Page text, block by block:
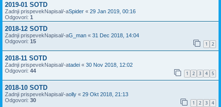
2019-01 SOTD
Zadnji prispevekNapisal/-aSpider « 29 Jan 2019, 00:16
Odgovori: 1
2018-12 SOTD
Zadnji prispevekNapisal/-aG_man « 31 Dec 2018, 14:04
Odgovori: 15 1 2
2018-11 SOTD
Zadnji prispevekNapisal/-atadei « 30 Nov 2018, 12:02
Odgovori: 44 1 2 3 4 5
2018-10 SOTD
Zadnji prispevekNapisal/-aolly « 29 Okt 2018, 21:13
Odgovori: 30 1 2 3 4